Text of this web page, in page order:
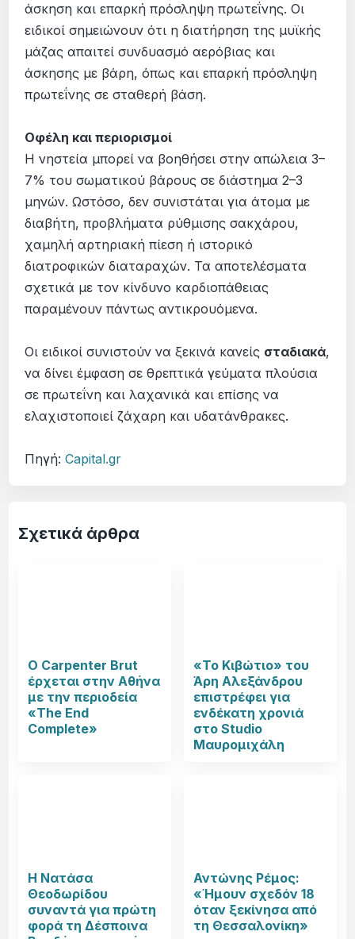
άσκηση και επαρκή πρόσληψη πρωτεΐνης. Οι
ειδικοί σημειώνουν ότι η διατήρηση της μυϊκής
μάζας απαιτεί συνδυασμό αερόβιας και
άσκησης με βάρη, όπως και επαρκή πρόσληψη
πρωτεΐνης σε σταθερή βάση.
Οφέλη και περιορισμοί
Η νηστεία μπορεί να βοηθήσει στην απώλεια 3–
7% του σωματικού βάρους σε διάστημα 2–3
μηνών. Ωστόσο, δεν συνιστάται για άτομα με
διαβήτη, προβλήματα ρύθμισης σακχάρου,
χαμηλή αρτηριακή πίεση ή ιστορικό
διατροφικών διαταραχών. Τα αποτελέσματα
σχετικά με τον κίνδυνο καρδιοπάθειας
παραμένουν πάντως αντικρουόμενα.
Οι ειδικοί συνιστούν να ξεκινά κανείς σταδιακά,
να δίνει έμφαση σε θρεπτικά γεύματα πλούσια
σε πρωτεΐνη και λαχανικά και επίσης να
ελαχιστοποιεί ζάχαρη και υδατάνθρακες.
Πηγή:Capital.gr
Σχετικά άρθρα
Ο Carpenter Brut
έρχεται στην Αθήνα
με την περιοδεία
«The End
Complete»
«Το Κιβώτιο» του
Άρη Αλεξάνδρου
επιστρέφει για
ενδέκατη χρονιά
στο Studio
Μαυρομιχάλη
Η Νατάσα
Θεοδωρίδου
συναντά για πρώτη
φορά τη Δέσποινα
Αντώνης Ρέμος:
«Ήμουν σχεδόν 18
όταν ξεκίνησα από
τη Θεσσαλονίκη»